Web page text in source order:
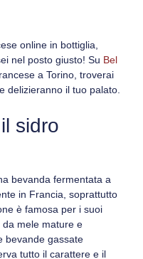
online in bottiglia
nel posto giusto! Su Bel
a Torino, troverai
delizieranno il tuo palato.
sidro
bevanda fermentata a
in Francia, soprattutto
è famosa per i suoi
mele mature e
bevande gassate
tutto il carattere e il